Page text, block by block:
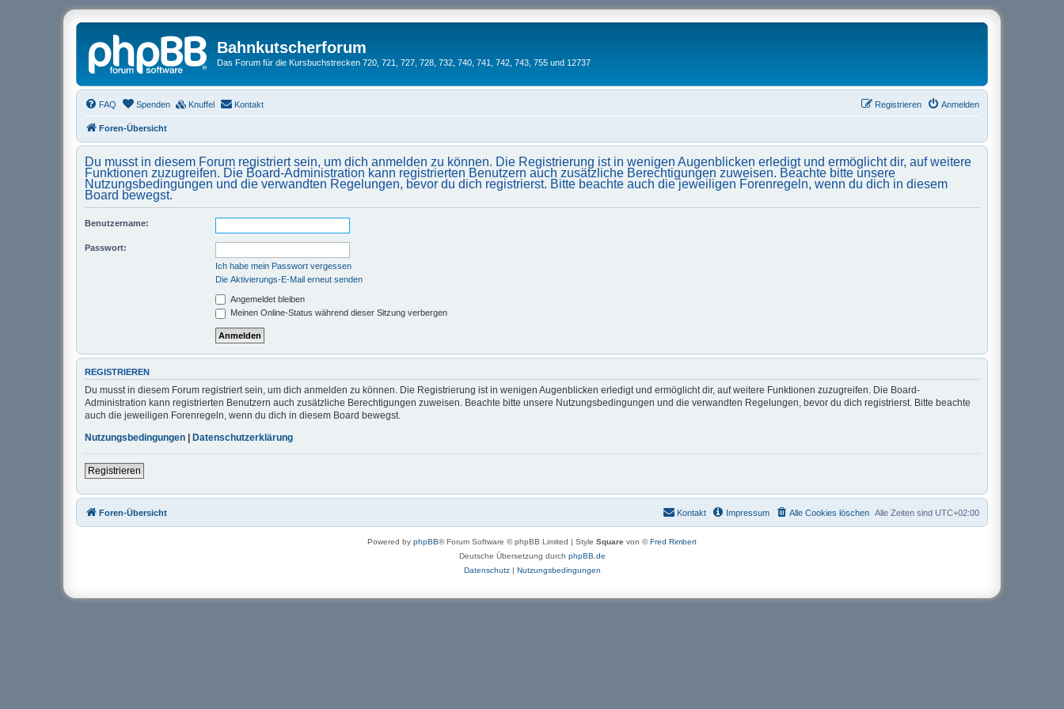
Bahnkutscherforum
Das Forum für die Kursbuchstrecken 720, 721, 727, 728, 732, 740, 741, 742, 743, 755 und 12737
FAQ Spenden Knuffel Kontakt Anmelden
Registrieren
Foren-Übersicht
Du musst in diesem Forum registriert sein, um dich anmelden zu können. Die Registrierung ist in wenigen Augenblicken erledigt und ermöglicht dir, auf weitere
Funktionen zuzugreifen. Die Board-Administration kann registrierten Benutzern auch zusätzliche Berechtigungen zuweisen. Beachte bitte unsere
Nutzungsbedingungen und die verwandten Regelungen, bevor du dich registrierst. Bitte beachte auch die jeweiligen Forenregeln, wenn du dich in diesem
Board bewegst.
Benutzername:
Passwort:
Ich habe mein Passwort vergessen
Die Aktivierungs-E-Mail erneut senden
Angemeldet bleiben
Meinen Online-Status während dieser Sitzung verbergen
REGISTRIEREN
Du musst in diesem Forum registriert sein, um dich anmelden zu können. Die Registrierung ist in wenigen Augenblicken erledigt und ermöglicht dir, auf weitere Funktionen zuzugreifen. Die Board-
Administration kann registrierten Benutzern auch zusätzliche Berechtigungen zuweisen. Beachte bitte unsere Nutzungsbedingungen und die verwandten Regelungen, bevor du dich registrierst. Bitte beachte
auch die jeweiligen Forenregeln, wenn du dich in diesem Board bewegst.
Nutzungsbedingungen
Datenschutzerklärung
Registrieren
Foren-Übersicht Alle Zeiten sind UTC+02:00
Alle Cookies löschen
Impressum
Kontakt
Powered by phpBB® Forum Software © phpBB Limited | Style Square von ©Fred Rimbert
Deutsche Übersetzung durch phpBB.de
Datenschutz| Nutzungsbedingungen